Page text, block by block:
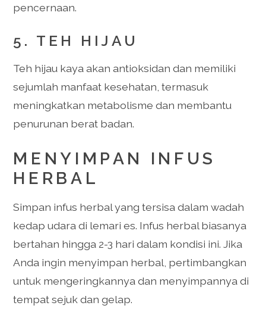
pencernaan.
5. TEH HIJAU
Teh hijau kaya akan antioksidan dan memiliki
sejumlah manfaat kesehatan, termasuk
meningkatkan metabolisme dan membantu
penurunan berat badan.
MENYIMPAN INFUS
HERBAL
Simpan infus herbal yang tersisa dalam wadah
kedap udara di lemari es. Infus herbal biasanya
bertahan hingga 2-3 hari dalam kondisi ini. Jika
Anda ingin menyimpan herbal, pertimbangkan
untuk mengeringkannya dan menyimpannya di
tempat sejuk dan gelap.